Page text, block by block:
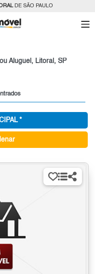
DE SÃO PAULO
Aluguel, Litoral, SP
*